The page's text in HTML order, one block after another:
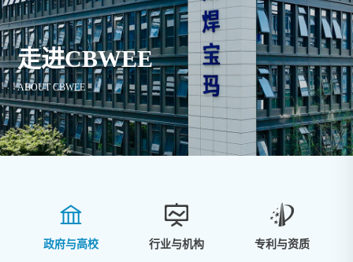
走进CBWEE
ABOUT CBWEE

政府与高校

行业与机构

专利与资质